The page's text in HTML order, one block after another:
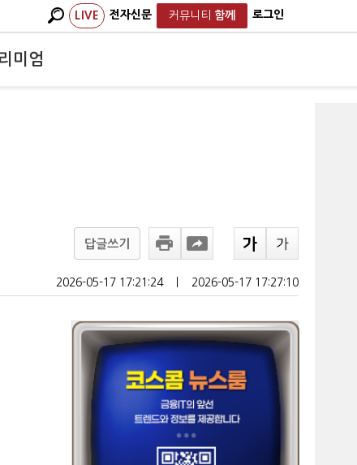
LIVE 전자신문 커뮤니티 함께 로그인
미엄
답글쓰기
2026-05-17 17:21:24 2026-05-17 17:27:10